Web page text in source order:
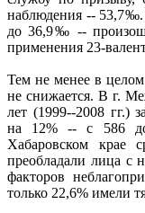
наблюдения -- 53,7‰.
до 36,9‰ --
применения 23-
Тем не менее в
не снижается. В г.
лет (1999--2008 гг.)
на 12% -- с 586
Хабаровском крае
преобладали лица с
факторов
только 22,6% имели